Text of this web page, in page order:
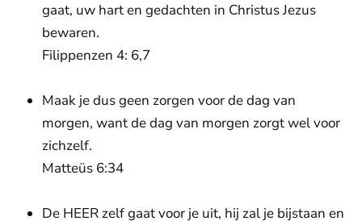
gaat, uw hart en gedachten in Christus Jezus
bewaren.
Filippenzen 4: 6,7
Maak je dus geen zorgen voor de dag van
morgen, want de dag van morgen zorgt wel voor
zichzelf.
Matteüs 6:34
De HEER zelf gaat voor je uit, hij zal je bijstaan en